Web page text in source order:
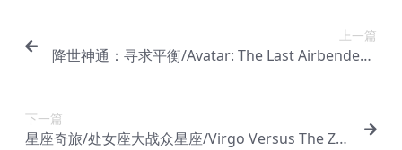
上一篇
降世神通：寻求平衡/Avatar: The Last Airbender –
下一篇
星座奇旅/处女座大战众星座/Virgo Versus The Zo